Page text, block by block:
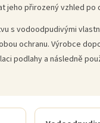
jeho přirozený vzhled po
s vodoodpudivými
ochranu. Výrobce
podlahy a následně